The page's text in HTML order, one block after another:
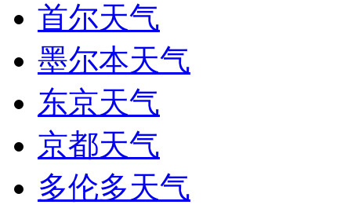
首尔天气
墨尔本天气
东京天气
京都天气
多伦多天气